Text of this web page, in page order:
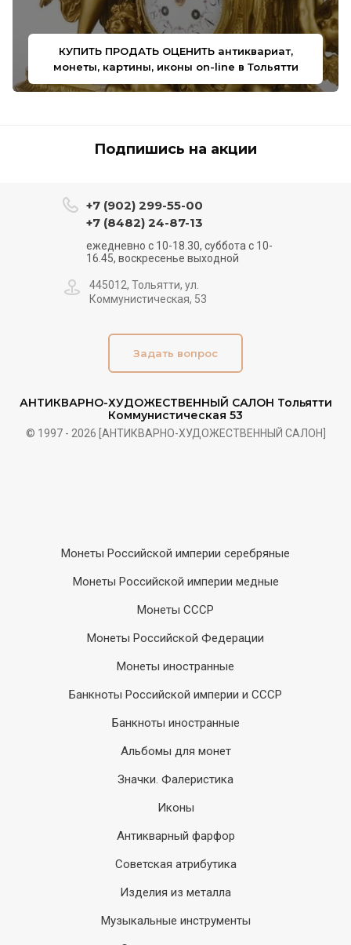
КУПИТЬ ПРОДАТЬ ОЦЕНИТЬ антиквариат,
монеты, картины, иконы on-line в Тольятти
Подпишись на акции
АНТИКВАРНО-ХУДОЖЕСТВЕННЫЙ САЛОН Тольятти
Коммунистическая 53
© 1997 - 2026 [АНТИКВАРНО-ХУДОЖЕСТВЕННЫЙ САЛОН]
+7 (902) 299-55-00
+7 (8482) 24-87-13
ежедневно с 10-18.30, суббота с 10-
16.45, воскресенье выходной
445012, Тольятти, ул.
Коммунистическая, 53
Задать вопрос
Монеты Российской империи серебряные
Монеты Российской империи медные
Монеты СССР
Монеты Российской Федерации
Монеты иностранные
Банкноты Российской империи и СССР
Банкноты иностранные
Альбомы для монет
Значки. Фалеристика
Иконы
Антикварный фарфор
Советская атрибутика
Изделия из металла
Музыкальные инструменты